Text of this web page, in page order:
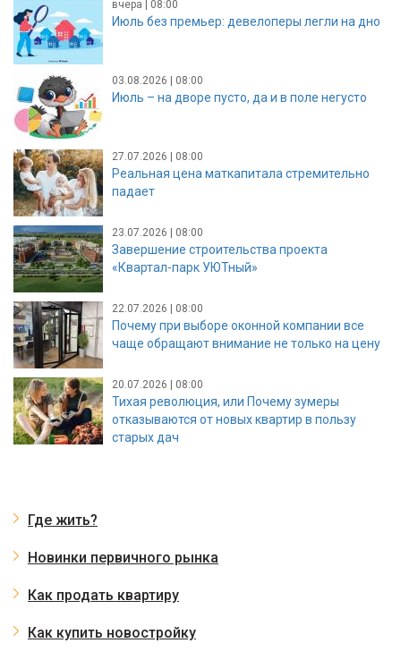
вчера | 08:00
Июль без премьер: девелоперы легли на дно
03.08.2026 | 08:00
Июль – на дворе пусто, да и в поле негусто
27.07.2026 | 08:00
Реальная цена маткапитала стремительно
падает
23.07.2026 | 08:00
Завершение строительства проекта
«Квартал-парк УЮТный»
22.07.2026 | 08:00
Почему при выборе оконной компании все
чаще обращают внимание не только на цену
20.07.2026 | 08:00
Тихая революция, или Почему зумеры
отказываются от новых квартир в пользу
старых дач
Где жить?
Новинки первичного рынка
Как продать квартиру
Как купить новостройку